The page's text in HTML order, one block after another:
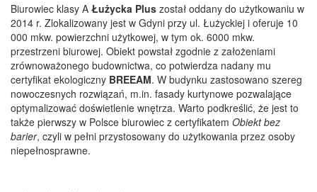
Biurowiec klasy A Łużycka Plus został oddany do użytkowaniu w
2014 r. Zlokalizowany jest w Gdyni przy ul. Łużyckiej i oferuje 10
000 mkw. powierzchni użytkowej, w tym ok. 6000 mkw.
przestrzeni biurowej. Obiekt powstał zgodnie z założeniami
zrównoważonego budownictwa, co potwierdza nadany mu
certyfikat ekologiczny BREEAM. W budynku zastosowano szereg
nowoczesnych rozwiązań, m.in. fasady kurtynowe pozwalające
optymalizować doświetlenie wnętrza. Warto podkreślić, że jest to
także pierwszy w Polsce biurowiec z certyfikatem Obiekt bez
barier, czyli w pełni przystosowany do użytkowania przez osoby
niepełnosprawne.